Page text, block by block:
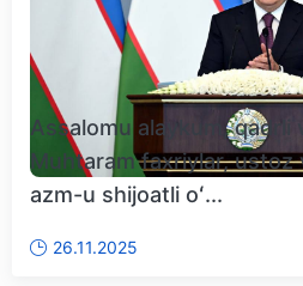
Assalomu alaykum, qadrli
Muhtaram faxriylar, ustoz
azm-u shijoatli oʻ...
26.11.2025